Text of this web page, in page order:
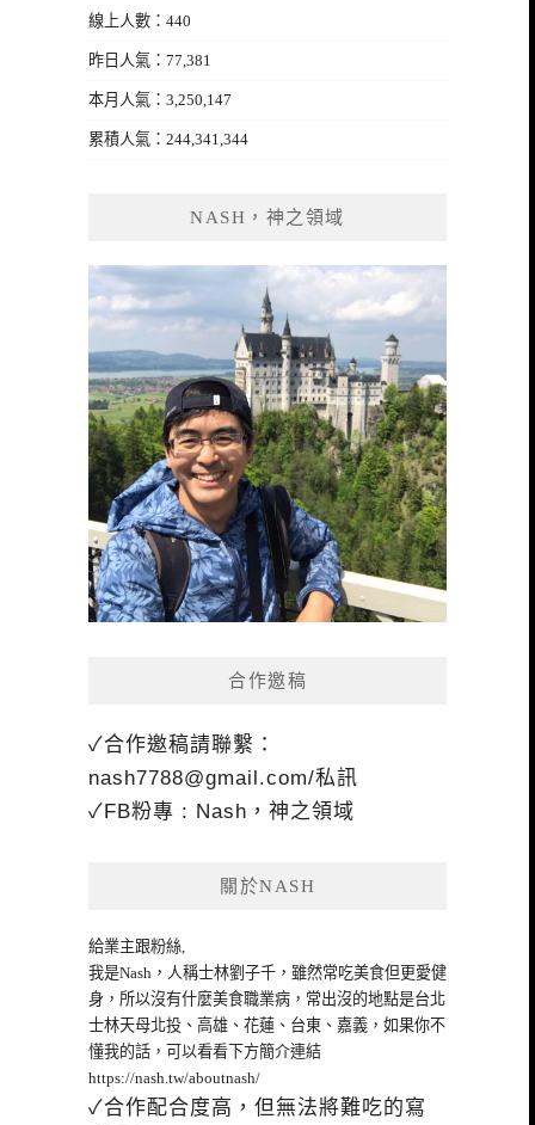
線上人數：440
昨日人氣：77,381
本月人氣：3,250,147
累積人氣：244,341,344
NASH，神之領域
合作邀稿
✓合作邀稿請聯繫：
nash7788@gmail.com/私訊
✓FB粉專 : Nash，神之領域
關於NASH
給業主跟粉絲,
我是Nash，人稱士林劉子千，雖然常吃美食但更愛健
身，所以沒有什麼美食職業病，常出沒的地點是台北
士林天母北投、高雄、花蓮、台東、嘉義，如果你不
懂我的話，可以看看下方簡介連結
https://nash.tw/aboutnash/
✓合作配合度高，但無法將難吃的寫